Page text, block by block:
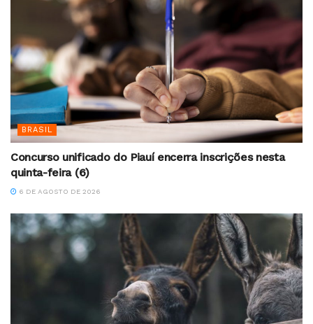
BRASIL
Concurso unificado do Piauí encerra inscrições nesta
quinta-feira (6)
6 DE AGOSTO DE 2026